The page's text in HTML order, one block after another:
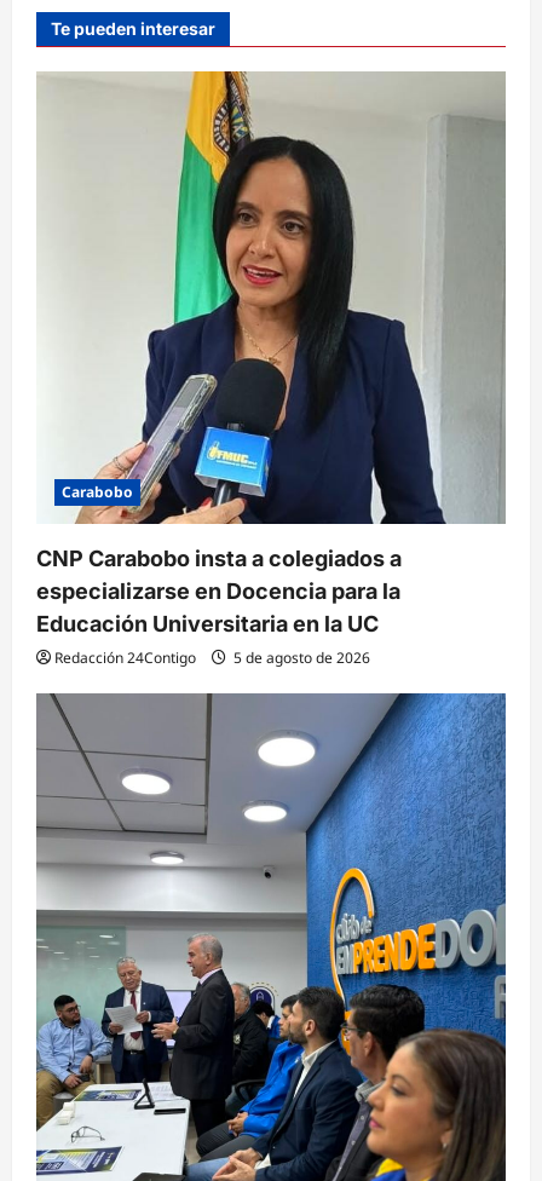
Te pueden interesar
Carabobo
CNP Carabobo insta a colegiados a
especializarse en Docencia para la
Educación Universitaria en la UC
Redacción 24Contigo 5 de agosto de 2026